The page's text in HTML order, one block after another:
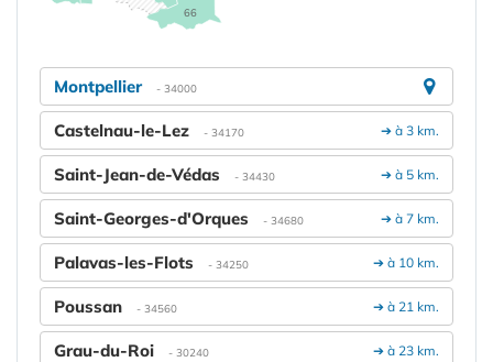
66
Montpellier - 34000
➔ à 3 km.
Castelnau-le-Lez - 34170
➔ à 5 km.
Saint-Jean-de-Védas - 34430
➔ à 7 km.
Saint-Georges-d'Orques - 34680
➔ à 10 km.
Palavas-les-Flots - 34250
➔ à 21 km.
Poussan - 34560
➔ à 23 km.
Grau-du-Roi - 30240